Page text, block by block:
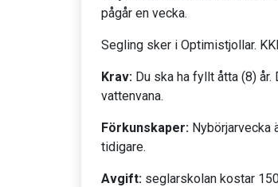
pågår en vecka.
Segling sker i Optimistjollar.
Krav: Du ska ha fyllt åtta (8)
vattenvana.
Förkunskaper: Nybörjarvecka
tidigare.
Avgift: seglarskolan kostar